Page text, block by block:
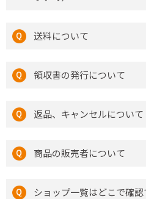
送料について
領収書の発行について
返品、キャンセルについて
商品の販売者について
ショップ一覧はどこで確